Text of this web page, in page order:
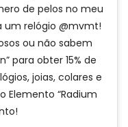
de pelos no meu
um relógio @mvmt!
ou não sabem
para obter 15% de
joias, colares e
Elemento “Radium